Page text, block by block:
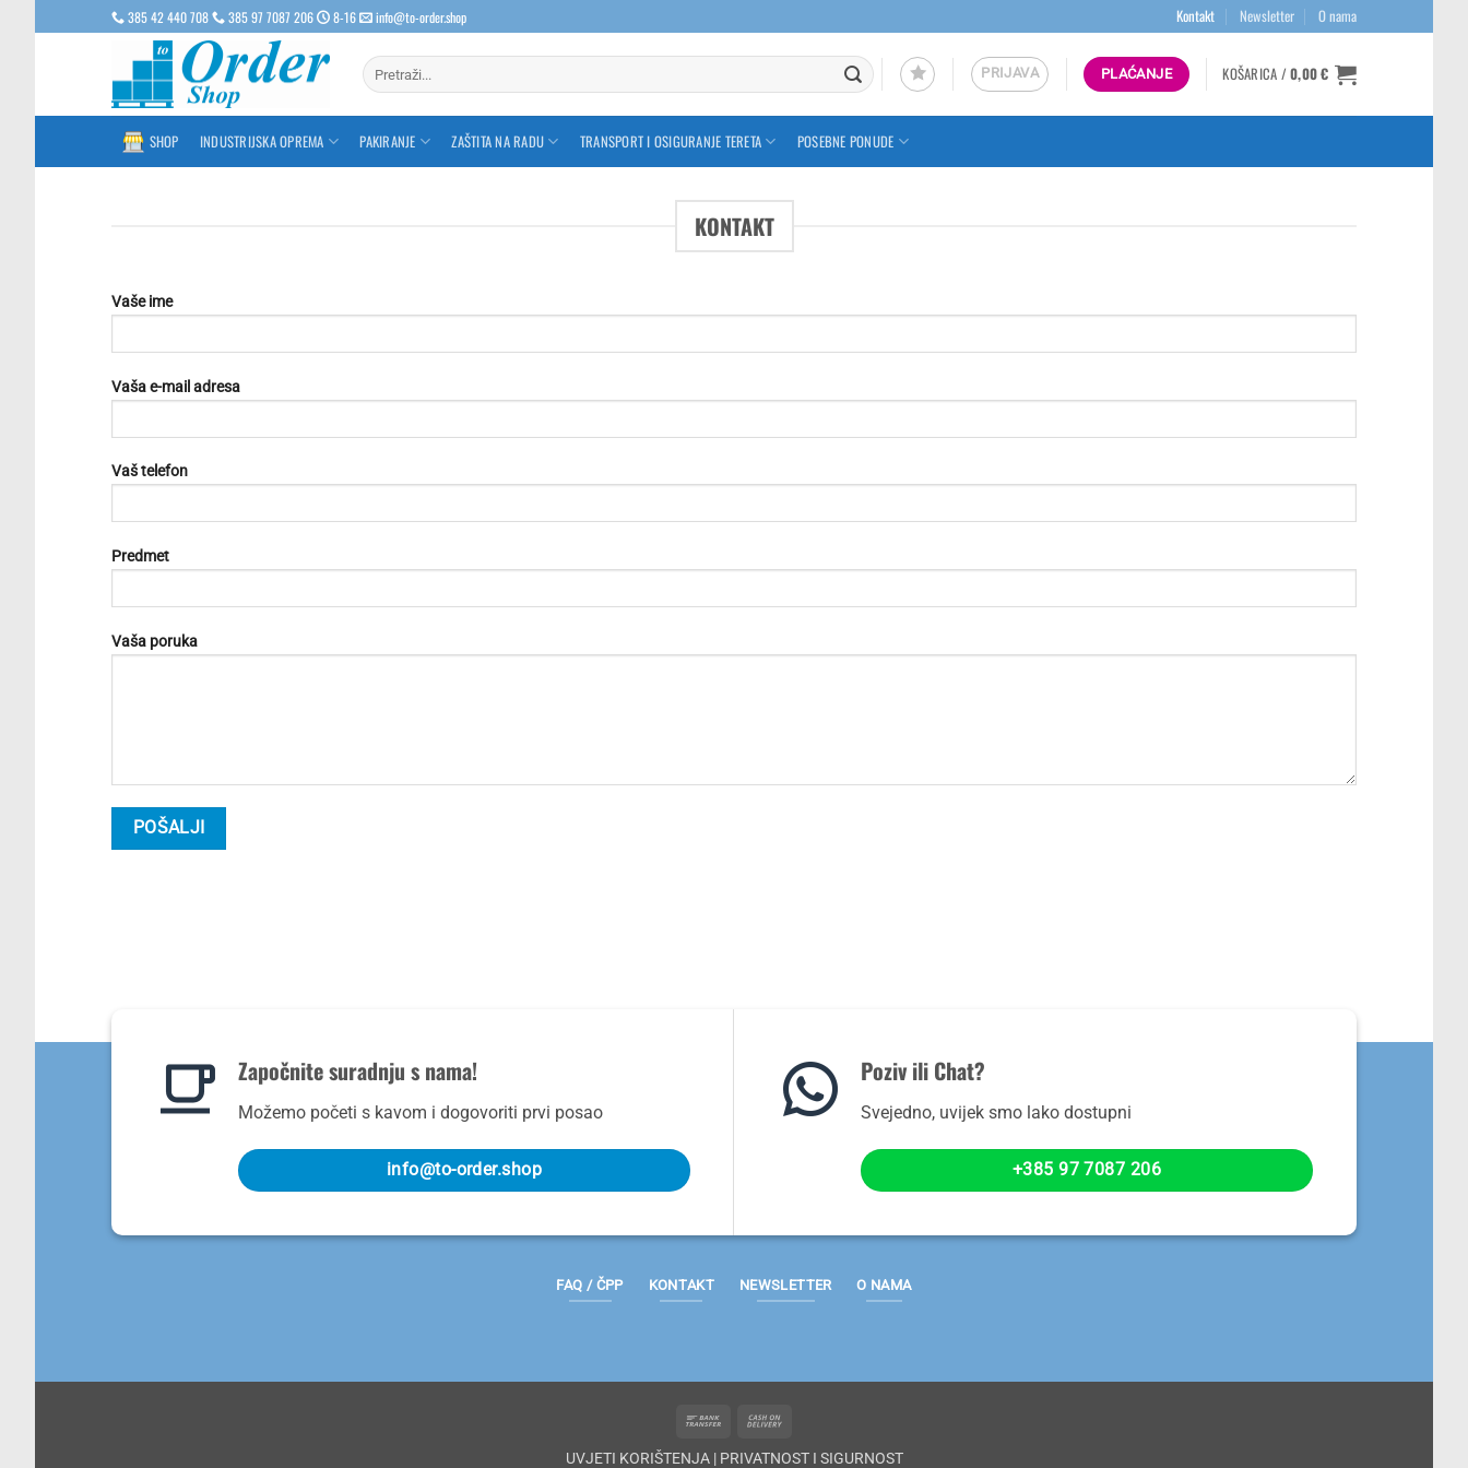
to
385 42 440 708 385 97 7087 206 8-16 info@to-order.shop Kontakt Newsletter O nama
Pretraži: PRIJAVA PLAĆANJE KOŠARICA /0,00€
SHOP INDUSTRIJSKA OPREMA PAKIRANJE ZAŠTITA NA RADU TRANSPORT I OSIGURANJE TERETA POSEBNE PONUDE
KONTAKT
Vaše ime
Vaša e-mail adresa
Vaš telefon
Predmet
Vaša poruka
Započnite suradnju s nama!
Možemo početi s kavom i dogovoriti prvi posao
info@to-order.shop
Poziv ili Chat?
Svejedno, uvijek smo lako dostupni
+385 97 7087 206
FAQ / ČPP KONTAKT NEWSLETTER O NAMA
Bank
UVJETI KORIŠTENJA| PRIVATNOST I SIGURNOST